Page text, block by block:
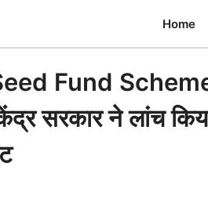
Home
Fund Scheme
सरकार ने लांच